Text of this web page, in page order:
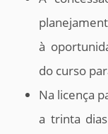
à
do curso
Na licença
a trinta